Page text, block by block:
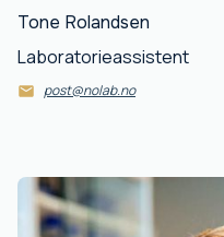
Tone Rolandsen
Laboratorieassistent
post@nolab.no